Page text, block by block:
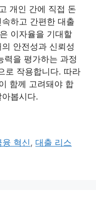
개인 간에 직접 돈
하고 간편한 대출
이자율을 기대할
안전성과 신뢰성
력을 평가하는 과정
로 작용합니다. 따라
함께 고려돼야 합
봅시다.
융 혁신,대출 리스